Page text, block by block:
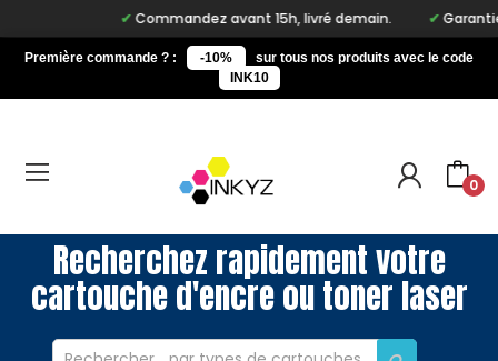
Commandez avant 15h, livré demain. Garantie
Première commande ? : -10%
sur tous nos produits avec le code
INK10
0
Recherchez rapidement votre
cartouche d'encre ou toner laser